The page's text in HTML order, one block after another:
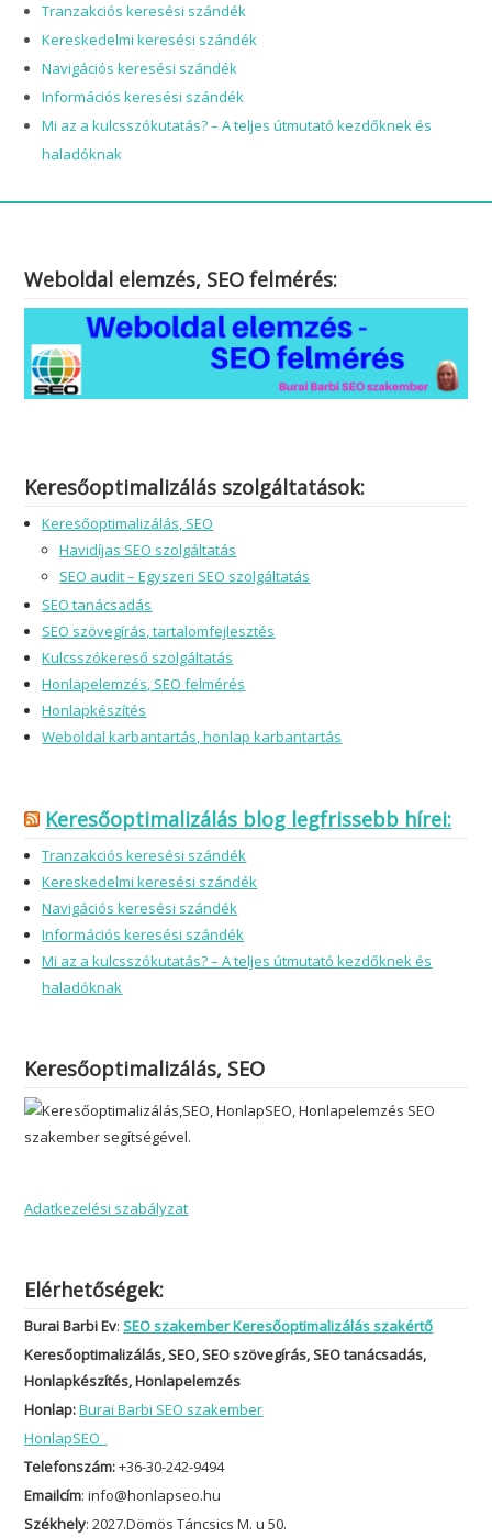
Tranzakciós keresési szándék
Kereskedelmi keresési szándék
Navigációs keresési szándék
Információs keresési szándék
Mi az a kulcsszókutatás? – A teljes útmutató kezdőknek és
haladóknak
Weboldal elemzés, SEO felmérés:
Keresőoptimalizálás szolgáltatások:
Keresőoptimalizálás, SEO
Havidíjas SEO szolgáltatás
SEO audit – Egyszeri SEO szolgáltatás
SEO tanácsadás
SEO szövegírás, tartalomfejlesztés
Kulcsszókereső szolgáltatás
Honlapelemzés, SEO felmérés
Honlapkészítés
Weboldal karbantartás, honlap karbantartás
Keresőoptimalizálás blog legfrissebb hírei:
Tranzakciós keresési szándék
Kereskedelmi keresési szándék
Navigációs keresési szándék
Információs keresési szándék
Mi az a kulcsszókutatás? – A teljes útmutató kezdőknek és
haladóknak
Keresőoptimalizálás, SEO
Adatkezelési szabályzat
Elérhetőségek:
Burai Barbi Ev:SEO szakember Keresőoptimalizálás szakértő
Keresőoptimalizálás, SEO, SEO szövegírás, SEO tanácsadás,
Honlapkészítés, Honlapelemzés
Honlap:Burai Barbi SEO szakember
HonlapSEO
Telefonszám:+36-30-242-9494
Emailcím: info@honlapseo.hu
Székhely: 2027.Dömös Táncsics M. u 50.